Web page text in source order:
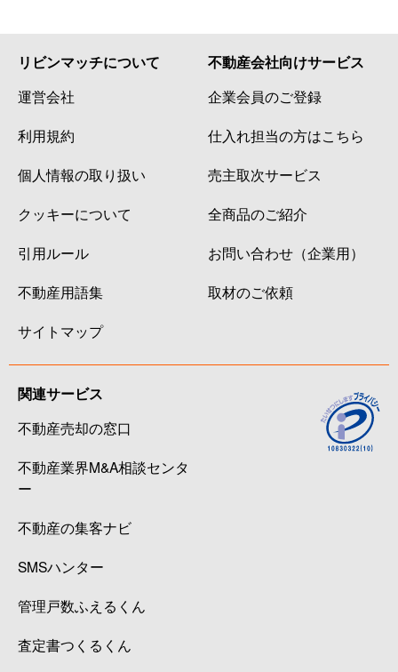
リビンマッチについて
運営会社
利用規約
個人情報の取り扱い
クッキーについて
引用ルール
不動産用語集
サイトマップ
不動産会社向けサービス
企業会員のご登録
仕入れ担当の方はこちら
売主取次サービス
全商品のご紹介
お問い合わせ（企業用）
取材のご依頼
関連サービス
不動産売却の窓口
不動産業界M&A相談センタ
ー
不動産の集客ナビ
SMSハンター
管理戸数ふえるくん
査定書つくるくん